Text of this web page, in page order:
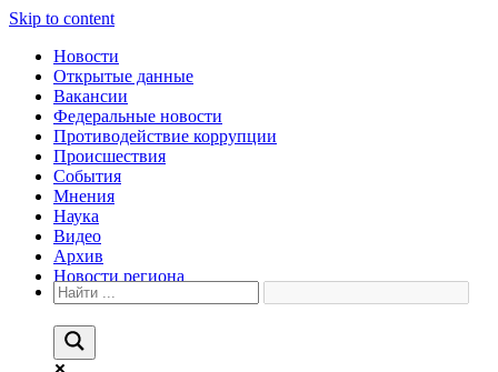
Skip to content
Новости
Открытые данные
Вакансии
Федеральные новости
Противодействие коррупции
Происшествия
События
Мнения
Наука
Видео
Архив
Новости региона